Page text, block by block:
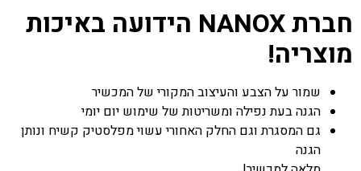
חברת NANOX הידועה באיכות
מוצריה!
שמור על הצבע והעיצוב המקורי של המכשיר
הגנה בעת נפילה ומשריטות של שימוש יום יומי
גם המסגרת וגם החלק האחורי עשוי מפלסטיק קשיח ונותן
הגנה